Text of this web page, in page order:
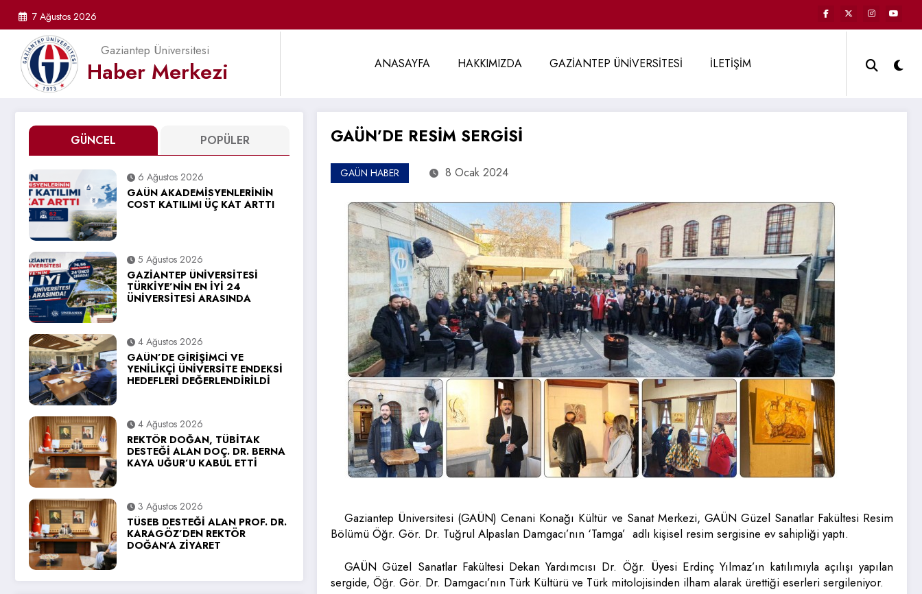
7 Ağustos 2026
Gaziantep Üniversitesi
Haber Merkezi ANASAYFA HAKKIMIZDA GAZİANTEP ÜNİVERSİTESİ İLETİŞİM
GÜNCEL POPÜLER
6 Ağustos 2026
GAÜN AKADEMİSYENLERİNİN
COST KATILIMI ÜÇ KAT ARTTI
5 Ağustos 2026
GAZİANTEP ÜNİVERSİTESİ
TÜRKİYE’NİN EN İYİ 24
ÜNİVERSİTESİ ARASINDA
4 Ağustos 2026
GAÜN’DE GİRİŞİMCİ VE
YENİLİKÇİ ÜNİVERSİTE ENDEKSİ
HEDEFLERİ DEĞERLENDİRİLDİ
4 Ağustos 2026
REKTÖR DOĞAN, TÜBİTAK
DESTEĞİ ALAN DOÇ. DR. BERNA
KAYA UĞUR’U KABUL ETTİ
3 Ağustos 2026
TÜSEB DESTEĞİ ALAN PROF. DR.
KARAGÖZ’DEN REKTÖR
DOĞAN’A ZİYARET
GAÜN’DE RESİM SERGİSİ
GAÜN HABER 8 Ocak 2024
Gaziantep Üniversitesi (GAÜN) Cenani Konağı Kültür ve Sanat Merkezi, GAÜN Güzel Sanatlar Fakültesi Resim
Bölümü Öğr. Gör. Dr. Tuğrul Alpaslan Damgacı’nın ‘Tamga’ adlı kişisel resim sergisine ev sahipliği yaptı.
GAÜN Güzel Sanatlar Fakültesi Dekan Yardımcısı Dr. Öğr. Üyesi Erdinç Yılmaz’ın katılımıyla açılışı yapılan
sergide, Öğr. Gör. Dr. Damgacı’nın Türk Kültürü ve Türk mitolojisinden ilham alarak ürettiği eserleri sergileniyor.